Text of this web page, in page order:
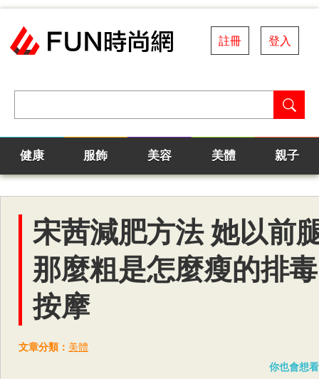
註冊 登入
健康 服飾 美容 美體 親子
宋茜減肥方法 她以前
那麼粗是怎麼瘦的排毒
按摩
文章分類： 美體
你也會想